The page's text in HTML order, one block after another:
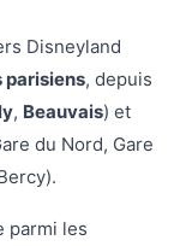
Disneyland
parisiens, depuis
, Beauvais) et
du Nord, Gare
parmi les